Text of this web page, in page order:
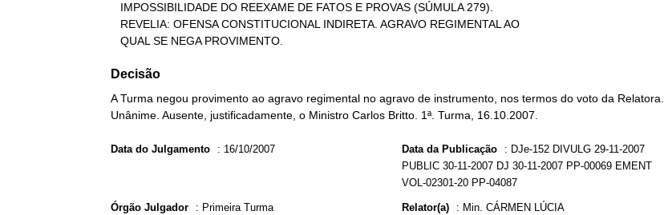
   QUAL SE NEGA PROVIMENTO.
Decisão
A Turma negou provimento ao agravo regimental no agravo de instrumento, nos termos do voto da Relatora.
Unânime. Ausente, justificadamente, o Ministro Carlos Britto. 1ª. Turma, 16.10.2007.
Data do Julgamento : 16/10/2007 Data da Publicação : DJe-152 DIVULG 29-11-2007
PUBLIC 30-11-2007 DJ 30-11-2007 PP-00069 EMENT
VOL-02301-20 PP-04087
Órgão Julgador : Primeira Turma Relator(a) : Min. CÁRMEN LÚCIA